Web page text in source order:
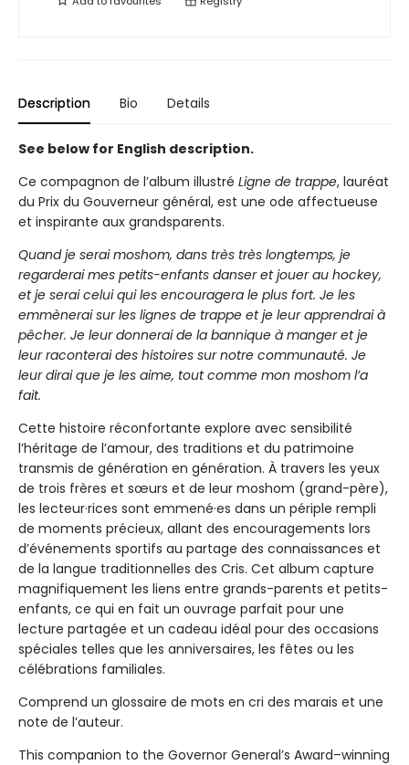
Description Bio Details
See below for English description.
Ce compagnon de l’album illustré Ligne de trappe, lauréat
du Prix du Gouverneur général, est une ode affectueuse
et inspirante aux grandsparents.
Quand je serai moshom, dans très très longtemps, je
regarderai mes petits-enfants danser et jouer au hockey,
et je serai celui qui les encouragera le plus fort. Je les
emmènerai sur les lignes de trappe et je leur apprendrai à
pêcher. Je leur donnerai de la bannique à manger et je
leur raconterai des histoires sur notre communauté. Je
leur dirai que je les aime, tout comme mon moshom l’a
fait.
Cette histoire réconfortante explore avec sensibilité
l’héritage de l’amour, des traditions et du patrimoine
transmis de génération en génération. À travers les yeux
de trois frères et sœurs et de leur moshom (grand-père),
les lecteur·rices sont emmené·es dans un périple rempli
de moments précieux, allant des encouragements lors
d’événements sportifs au partage des connaissances et
de la langue traditionnelles des Cris. Cet album capture
magnifiquement les liens entre grands-parents et petits-
enfants, ce qui en fait un ouvrage parfait pour une
lecture partagée et un cadeau idéal pour des occasions
spéciales telles que les anniversaires, les fêtes ou les
célébrations familiales.
Comprend un glossaire de mots en cri des marais et une
note de l’auteur.
This companion to the Governor General’s Award–winning